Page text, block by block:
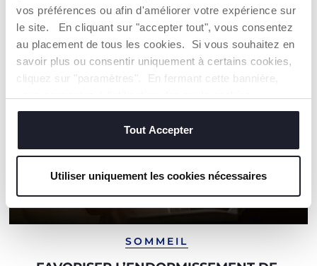
vos préférences ou afin d'améliorer votre expérience sur
le site. En cliquant sur "accepter tout", vous consentez
au placement de tous les cookies. Si vous souhaitez en
savoir plus ou consentir uniquement à certains cookies,
cliquez sur "paramètres". En fermant cette bannière,
techniques, qui sont essentiels au service demandé.
Tout Accepter
Utiliser uniquement les cookies nécessaires
SOMMEIL